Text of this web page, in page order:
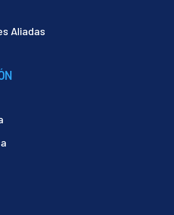
Aliadas